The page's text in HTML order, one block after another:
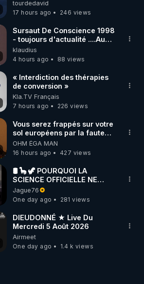
tourdedavid
17 hours ago
246 views
Sursaut De Conscience 1998
- toujours d'actualité ....Au
Dela Du Réel
klaudius
4 hours ago
88 views
« Interdiction des thérapies
de conversion »
Kla.TV Français
7 hours ago
226 views
Vous serez frappés sur votre
sol européens par la faute
des dirigeants qui s'en
mettent dans le nez
OHM ÉGA MAN
16 hours ago
427 views
🛢 🦕 🦖 POURQUOI LA
SCIENCE OFFICIELLE NE
CONNAÎT-ELLE PAS LA VRAIE
ORIGINE DU PÉTROLE ?
Jague76
One day ago
281 views
DIEUDONNÉ ★ Live Du
Mercredi 5 Août 2026
Airmeet
One day ago
1.4 k views